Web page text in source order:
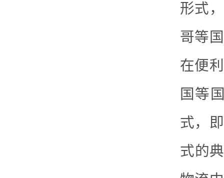
形式
哥等
在便
国等
式，
式的